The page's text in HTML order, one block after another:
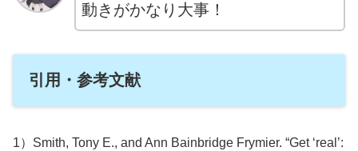
動きがかなり大事！
引用・参考文献
1）Smith, Tony E., and Ann Bainbridge Frymier. “Get ‘real’: